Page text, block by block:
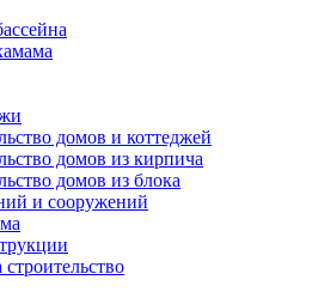
домов и коттеджей
домов из кирпича
домов из блока
и сооружений